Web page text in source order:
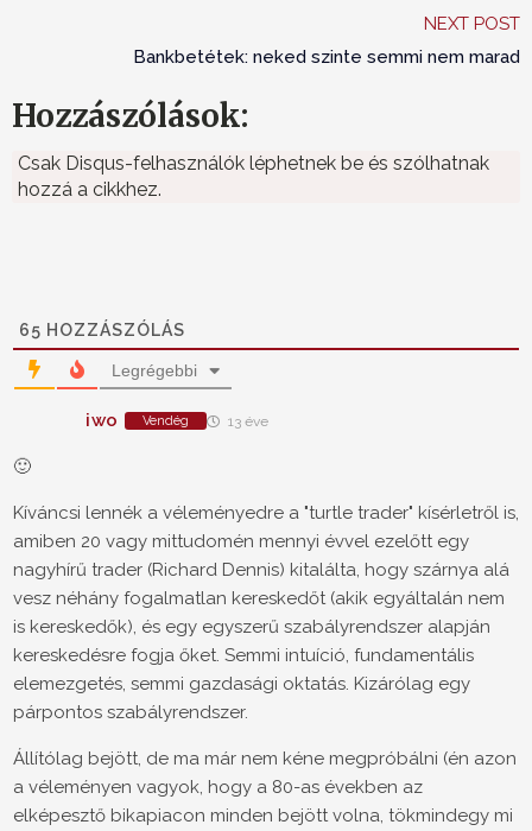
NEXT POST
Bankbetétek: neked szinte semmi nem marad
Hozzászólások:
Csak Disqus-felhasználók léphetnek be és szólhatnak
hozzá a cikkhez.
65 HOZZÁSZÓLÁS
Legrégebbi
iwo Vendég 13 éve
🙂
Kíváncsi lennék a véleményedre a "turtle trader" kísérletről is,
amiben 20 vagy mittudomén mennyi évvel ezelőtt egy
nagyhírű trader (Richard Dennis) kitalálta, hogy szárnya alá
vesz néhány fogalmatlan kereskedőt (akik egyáltalán nem
is kereskedők), és egy egyszerű szabályrendszer alapján
kereskedésre fogja őket. Semmi intuíció, fundamentális
elemezgetés, semmi gazdasági oktatás. Kizárólag egy
párpontos szabályrendszer.
Állítólag bejött, de ma már nem kéne megpróbálni (én azon
a véleményen vagyok, hogy a 80-as években az
elképesztő bikapiacon minden bejött volna, tökmindegy mi